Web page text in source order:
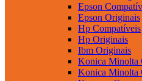
Epson
Epson Originais
Hp Compatíveis
Hp Originais
Ibm Originais
Konica Minolta
Konica Minolta